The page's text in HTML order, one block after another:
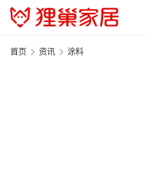
首页 资讯 涂料